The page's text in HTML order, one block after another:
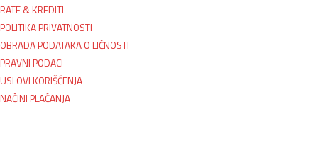
RATE & KREDITI
POLITIKA PRIVATNOSTI
OBRADA PODATAKA O LIČNOSTI
PRAVNI PODACI
USLOVI KORIŠĆENJA
NAČINI PLAĆANJA